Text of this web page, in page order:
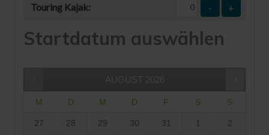
Touring Kajak: - +
Startdatum auswählen
AUGUST 2026
M D M D F S S
27 28 29 30 31 1 2